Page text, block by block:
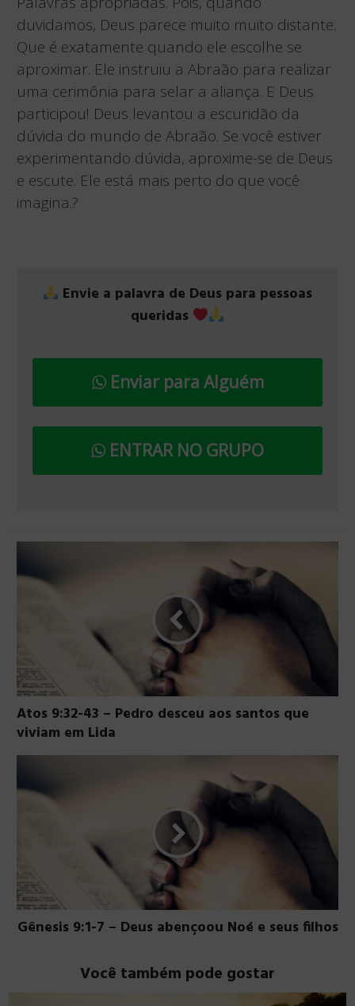
duvidamos, Deus parece muito muito distante.
Que é exatamente quando ele escolhe se
aproximar. Ele instruiu a Abraão para realizar
uma cerimônia para selar a aliança. E Deus
participou! Deus levantou a escuridão da
dúvida do mundo de Abraão. Se você estiver
experimentando dúvida, aproxime-se de Deus
e escute. Ele está mais perto do que você
imagina.?
Envie a palavra de Deus para pessoas
queridas
Enviar para Alguém
ENTRAR NO GRUPO
Atos 9:32-43 – Pedro desceu aos santos que
viviam em Lida
Gênesis 9:1-7 – Deus abençoou Noé e seus filhos
Você também pode gostar